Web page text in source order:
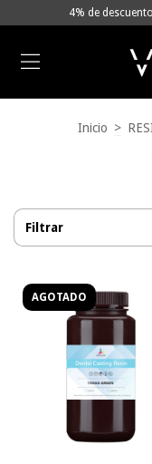
4% de
Inicio >
Filtrar
AGOTADO